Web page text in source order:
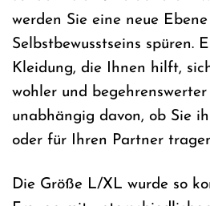
werden Sie eine neue Ebene
Selbstbewusstseins spüren.
Kleidung, die Ihnen hilft,
wohler und
unabhängig davon, ob Sie
oder für Ihren Partner
Die Größe L/XL wurde so